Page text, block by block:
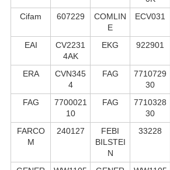
Cifam 607229
COMLIN
E
ECV031
EAI
CV2231
4AK
EKG 922901
ERA
CVN345
4
FAG
7710729
30
FAG
7700021
10
FAG
7710328
30
FARCO
M
240127
FEBI
BILSTEI
N
33228